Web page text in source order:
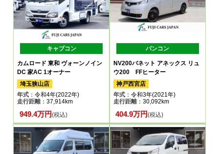
キャブコン
カムロード 東和 ヴォーンノイン
DC 家AC 1オーナー
埼玉狭山店
年式 ：令和4年(2022年)
走行距離：37,914km
949.4万円(税込)
バンコン
NV200バネット アネックス リュ
ウ200 FFヒーター
神戸西宮店
年式：令和3年(2021年)
走行距離：30,092km
404.9万円(税込)